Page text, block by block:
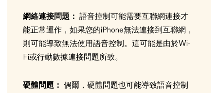
網絡連接問題：
語音控制可能需要互聯網連接才
能正常運作，如果您的iPhone無法連接到互聯網，
則可能導致無法使用語音控制。這可能是由於Wi-
Fi或行動數據連接問題所致。
硬體問題：
偶爾，硬體問題也可能導致語音控制